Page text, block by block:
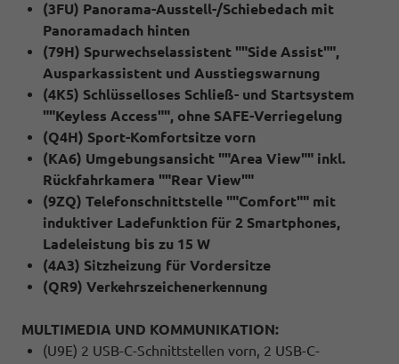
(3FU) Panorama-Ausstell-/Schiebedach mit
Panoramadach hinten
(79H) Spurwechselassistent ""Side Assist"",
Ausparkassistent und Ausstiegswarnung
(4K5) Schlüsselloses Schließ- und Startsystem
""Keyless Access"", ohne SAFE-Verriegelung
(Q4H) Sport-Komfortsitze vorn
(KA6) Umgebungsansicht ""Area View"" inkl.
Rückfahrkamera ""Rear View""
(9ZQ) Telefonschnittstelle ""Comfort"" mit
induktiver Ladefunktion für 2 Smartphones,
Ladeleistung bis zu 15 W
(4A3) Sitzheizung für Vordersitze
(QR9) Verkehrszeichenerkennung
MULTIMEDIA UND KOMMUNIKATION:
(U9E) 2 USB-C-Schnittstellen vorn, 2 USB-C-